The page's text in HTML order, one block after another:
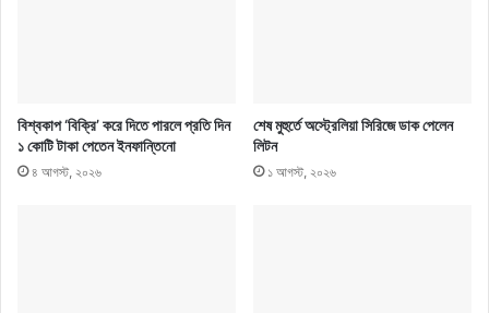
বিশ্বকাপ ‘বিক্রি’ করে দিতে পারলে প্রতি দিন
১ কোটি টাকা পেতেন ইনফান্তিনো
৪ আগস্ট, ২০২৬
শেষ মুহুর্তে অস্ট্রেলিয়া সিরিজে ডাক পেলেন
লিটন
১ আগস্ট, ২০২৬